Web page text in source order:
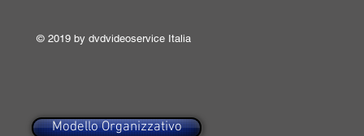
© 2019 by dvdvideoservice Italia
Modello Organizzativo